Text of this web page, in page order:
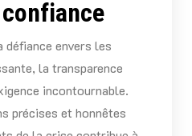
envers les
la transparence
incontournable.
précises et honnêtes